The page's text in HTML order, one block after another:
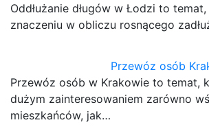
Oddłużanie długów w Łodzi to
znaczeniu w obliczu rosnącego
Przewóz osób
Przewóz osób w Krakowie to temat,
dużym zainteresowaniem zarówno
mieszkańców, jak…